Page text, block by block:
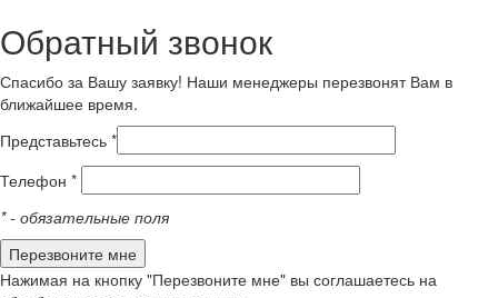
Обратный звонок
Спасибо за Вашу заявку! Наши менеджеры перезвонят Вам в
ближайшее время.
Представьтесь *
Телефон *
*- обязательные поля
Нажимая на кнопку "Перезвоните мне" вы соглашаетесь на